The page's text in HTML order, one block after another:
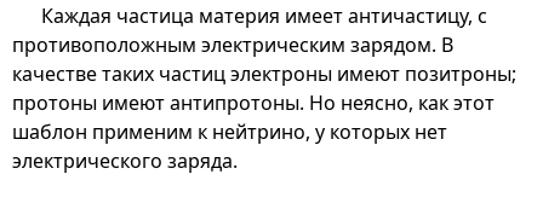
Каждая частица материя имеет античастицу, с
противоположным электрическим зарядом. В
качестве таких частиц электроны имеют позитроны;
протоны имеют антипротоны. Но неясно, как этот
шаблон применим к нейтрино, у которых нет
электрического заряда.